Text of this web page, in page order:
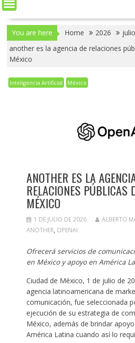
You are here Home 2026 julio
another es la agencia de relaciones
México
Inteligencia Artificial México
ANOTHER ES LA
RELACIONES PÚBLICAS
MÉXICO
1 DE JULIO DE 2026
ALBERTO
ANOTHER, OPENAI
Ofrecerá servicios de
en México y apoyo en América
Ciudad de México, 1 de julio de
agencia latinoamericana de
comunicación, fue seleccionada
ejecución de su estrategia de
México, además de brindar
América Latina cuando así lo